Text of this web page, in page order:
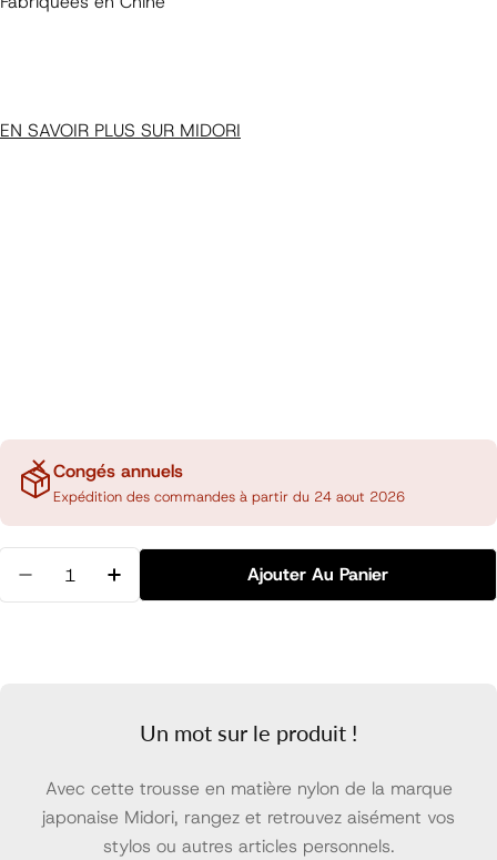
EN SAVOIR PLUS SUR MIDORI
Congés annuels
Expédition des commandes à partir du 24 aout 2026
Diminuer La Quantité Pour Trousse CL Mesh Petite,
Augmenter La Quantité Pour Trousse CL
Ajouter Au Panier
Un mot sur le produit !
Avec cette trousse en matière nylon de la marque
japonaise Midori, rangez et retrouvez aisément vos
stylos ou autres articles personnels.